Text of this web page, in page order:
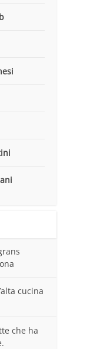
cucina
che ha